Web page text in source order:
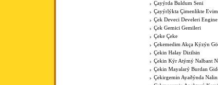
Çayýrda Buldum Seni
Çayýrlýkta Çimenlikte
Çek Deveci Develeri Engine
Çek Gemici Gemileri
Çeke Çeke
Çekemedim Akça Kýzýn
Çekin Halay Dizilsin
Çekin Kýr Atýmý Nalbant
Çekin Mayalarý Burdan
Çekirgemin Ayaðýnda